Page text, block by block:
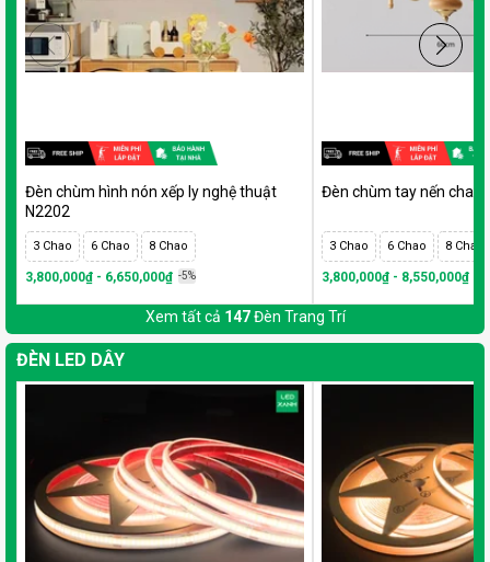
Đèn chùm hình nón xếp ly nghệ thuật
N2202
3 Chao 6 Chao 8 Chao
3,800,000₫ - 6,650,000₫ -5%
Đèn chùm tay nến chao
3 Chao 6 Chao 8 Chao
3,800,000₫ - 8,550,000₫
Xem tất cả 147Đèn Trang Trí
ĐÈN LED DÂY